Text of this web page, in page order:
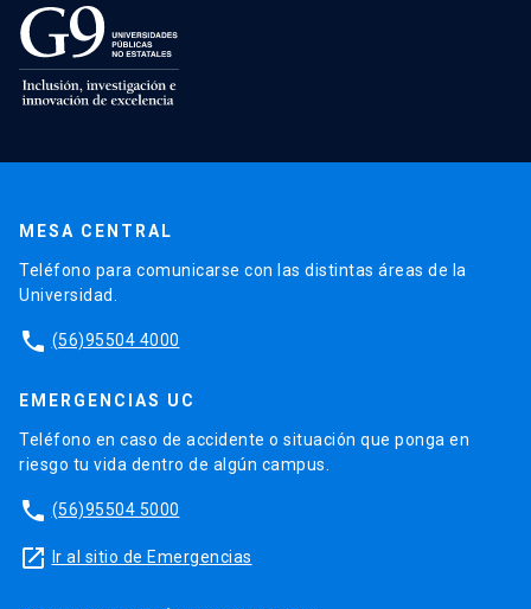
MESA CENTRAL
Teléfono para comunicarse con las distintas áreas de la
Universidad.
phone (56)95504 4000
EMERGENCIAS UC
Teléfono en caso de accidente o situación que ponga en
riesgo tu vida dentro de algún campus.
phone (56)95504 5000
launch Ir al sitio de Emergencias